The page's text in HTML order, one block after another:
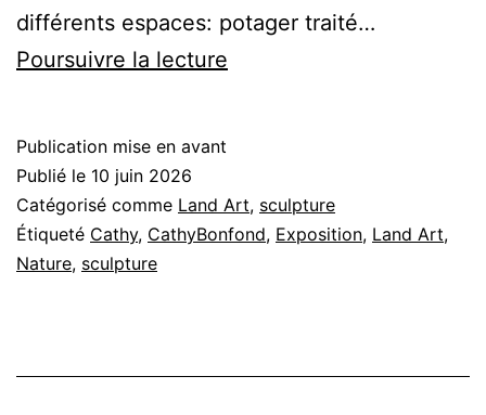
différents espaces: potager traité…
Poursuivre la lecture
Pont-
à-
Publication mise en avant
Publié le 10 juin 2026
Catégorisé comme Land Art, sculpture
Étiqueté Cathy, CathyBonfond, Exposition, Land Art,
Nature, sculpture